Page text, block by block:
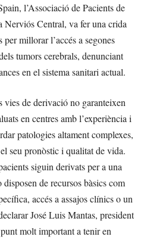
l’Associació de Pacients de
Nerviós Central, va fer una crida
millorar l’accés a segones
tumors cerebrals, denunciant
en el sistema sanitari actual.
vies de derivació no garanteixen
en centres amb l’experiència i
patologies altament complexes,
seu pronòstic i qualitat de vida.
siguin derivats per a una
de recursos bàsics com
accés a assajos clínics o un
José Luis Mantas, president
molt important a tenir en